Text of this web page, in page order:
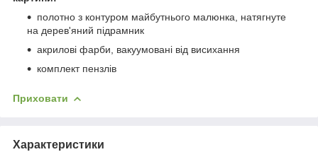
полотно з контуром майбутнього малюнка, натягнуте
на дерев'яний підрамник
акрилові фарби, вакуумовані від висихання
комплект пензлів
Приховати
Характеристики